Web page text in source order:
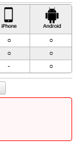
iPhone対応
○
○
○
○
- ○